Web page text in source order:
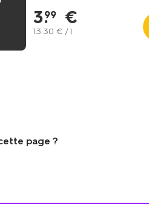
3.
99 €
13.30 € / l
page ?